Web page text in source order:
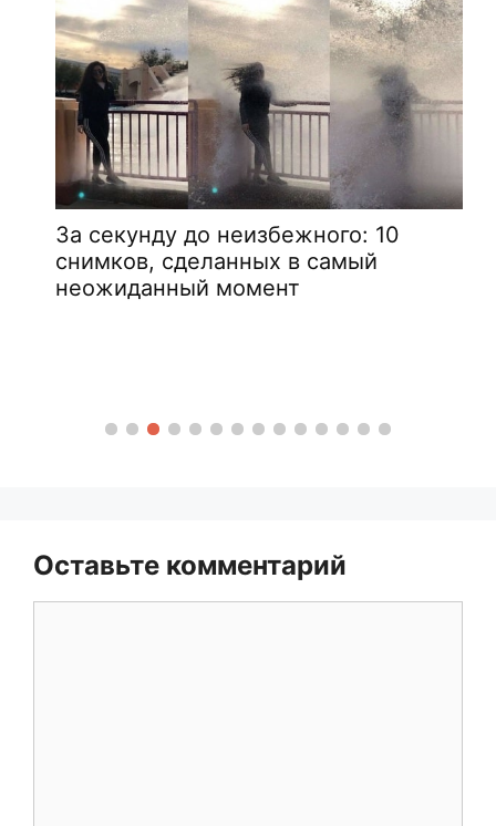
За секунду до неизбежного: 10
снимков, сделанных в самый
неожиданный момент
Оставьте комментарий